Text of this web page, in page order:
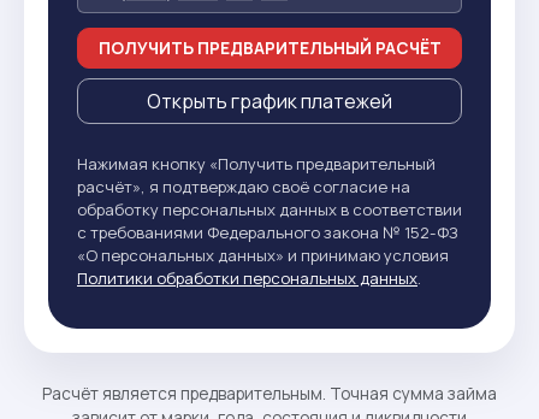
ПОЛУЧИТЬ ПРЕДВАРИТЕЛЬНЫЙ РАСЧЁТ
Открыть график платежей
Нажимая кнопку «Получить предварительный
расчёт», я подтверждаю своё согласие на
обработку персональных данных в соответствии
с требованиями Федерального закона № 152-ФЗ
«О персональных данных» и принимаю условия
Политики обработки персональных данных.
Расчёт является предварительным. Точная сумма займа